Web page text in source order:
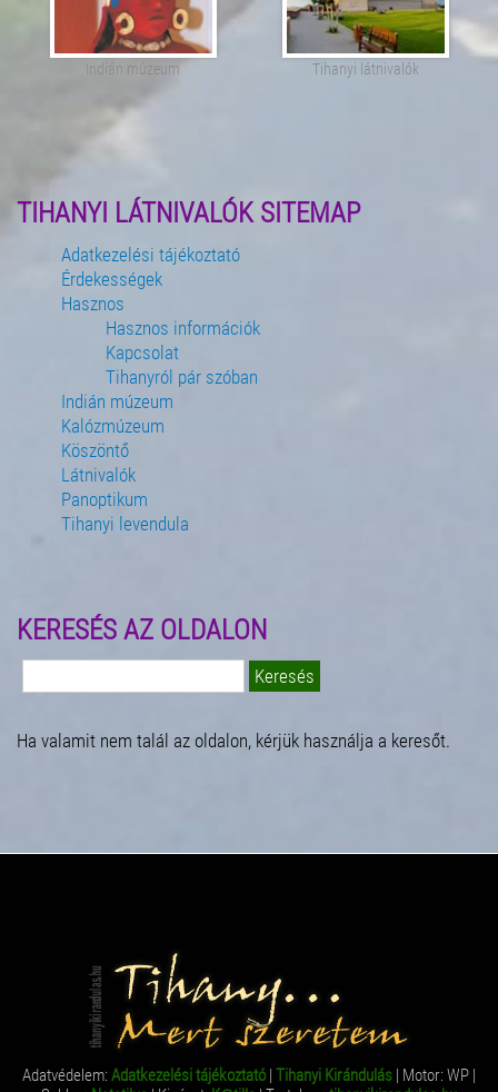
Indián múzeum Tihanyi látnivalók
TIHANYI LÁTNIVALÓK SITEMAP
Adatkezelési tájékoztató
Érdekességek
Hasznos
Hasznos információk
Kapcsolat
Tihanyról pár szóban
Indián múzeum
Kalózmúzeum
Köszöntő
Látnivalók
Panoptikum
Tihanyi levendula
KERESÉS AZ OLDALON
Ha valamit nem talál az oldalon, kérjük használja a keresőt.
Adatvédelem: Adatkezelési tájékoztató | Tihanyi Kirándulás | Motor: WP |